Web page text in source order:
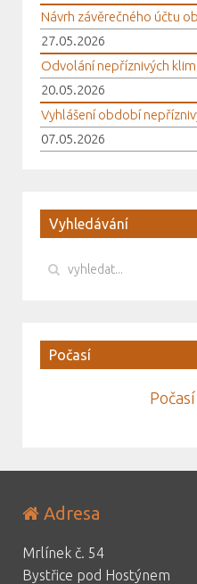
Návrh závěrečného účtu
27.05.2026
Odvolání nepříznivých
20.05.2026
Vyhlášení období
07.05.2026
Vyhledávání
Počasí
Adresa
Mrlínek č. 54
Bystřice pod Hostýnem